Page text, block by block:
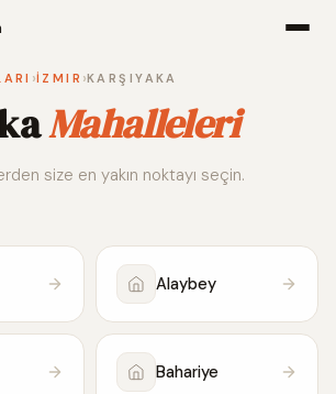
Alım
›İZMIR ›KARŞIYAKA
Mahalleleri
size en yakın noktayı seçin.
Alaybey
Bahariye